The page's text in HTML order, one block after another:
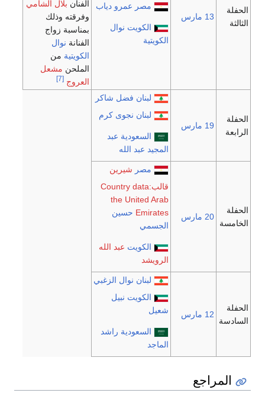
الحفلة
الثالثة
13 مارس
مصر عمرو دياب
الكويت نوال
الكويتية
الفنان بلال الشامي
وفرقته وذلك
بمناسبة زواج
الفنانة نوال
الكويتية من
الملحن مشعل
العروج [7]
الحفلة
الرابعة
19 مارس
لبنان فضل شاكر
لبنان نجوى كرم
السعودية عبد
المجيد عبد الله
الحفلة
الخامسة
20 مارس
مصر شيرين
قالب:Country data
the United Arab
Emirates حسين
الجسمي
الكويت عبد الله
الرويشد
الحفلة
السادسة
12 مارس
لبنان نوال الزغبي
الكويت نبيل
شعيل
السعودية راشد
الماجد
المراجع